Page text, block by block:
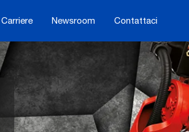
Carriere Newsroom Contattaci